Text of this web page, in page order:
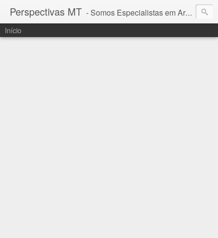
Perspectivas MT - Somos Especialistas em Araguaia - Mato Grosso
Início